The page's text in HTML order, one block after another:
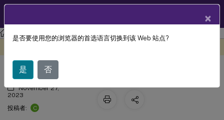
Profile Management Profile Management 2112
启用本机 Outlook 搜索体验
November 27,
2023
投稿者:
C
×
是否要使用您的浏览器的首选语言切换到该 Web 站点?
是 否